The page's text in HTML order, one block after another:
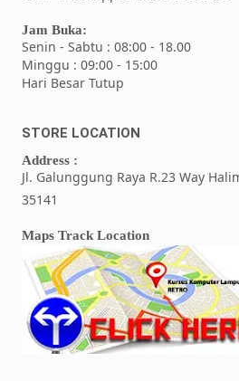
Jam Buka:
Senin - Sabtu : 08:00 - 18.00
Minggu : 09:00 - 15:00
Hari Besar Tutup
STORE LOCATION
Address :
Jl. Galunggung Raya R.23 Way
35141
Maps Track Location